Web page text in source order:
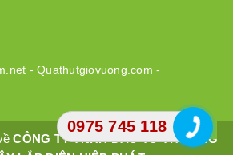
- Quathutgiovuong.com -
CÔNG TY TNHH ĐẦU TƯ THƯƠNG
0975 745 118